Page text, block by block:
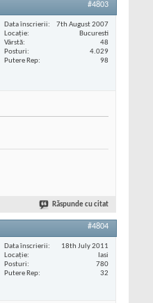
#4803
Data înscrierii
7th August 2007
Locaţie
Bucuresti
Vârstă
48
Posturi
4.029
Putere Rep
98
Răspunde cu citat
#4804
Data înscrierii
18th July 2011
Locaţie
Iasi
Posturi
780
Putere Rep
32